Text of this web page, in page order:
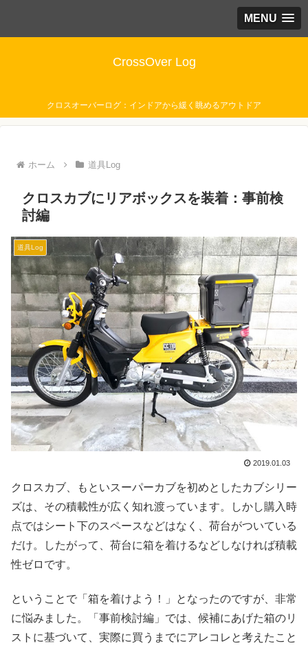
MENU
CrossOver Log
クロスオーバーログ：インドアから緩く眺めるアウトドア
ホーム 道具Log
クロスカブにリアボックスを装着：事前検
討編
道具Log
2019.01.03
クロスカブ、もといスーパーカブを初めとしたカブシリー
ズは、その積載性が広く知れ渡っています。しかし購入時
点ではシート下のスペースなどはなく、荷台がついている
だけ。したがって、荷台に箱を着けるなどしなければ積載
性ゼロです。
ということで「箱を着けよう！」となったのですが、非常
に悩みました。「事前検討編」では、候補にあげた箱のリ
ストに基づいて、実際に買うまでにアレコレと考えたこと